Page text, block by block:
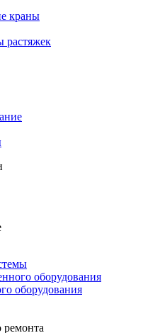
краны
растяжек
оборудования
оборудования